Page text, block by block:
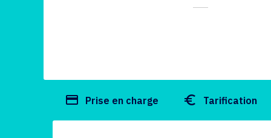
payment Prise en charge euro_symbol Tarification